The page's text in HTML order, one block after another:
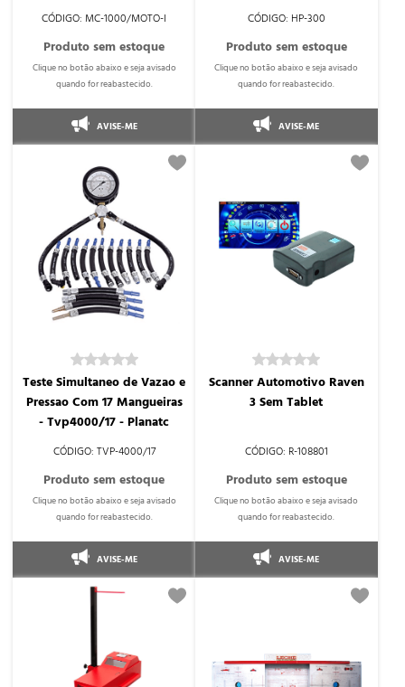
MC-1000/MOTO-I
AVISE-ME
HP-300
AVISE-ME
TVP-4000/17
Teste Simultaneo de Vazao e
Pressao Com 17 Mangueiras
- Tvp4000/17 - Planatc
AVISE-ME
R-108801
Scanner Automotivo Raven
3 Sem Tablet
AVISE-ME